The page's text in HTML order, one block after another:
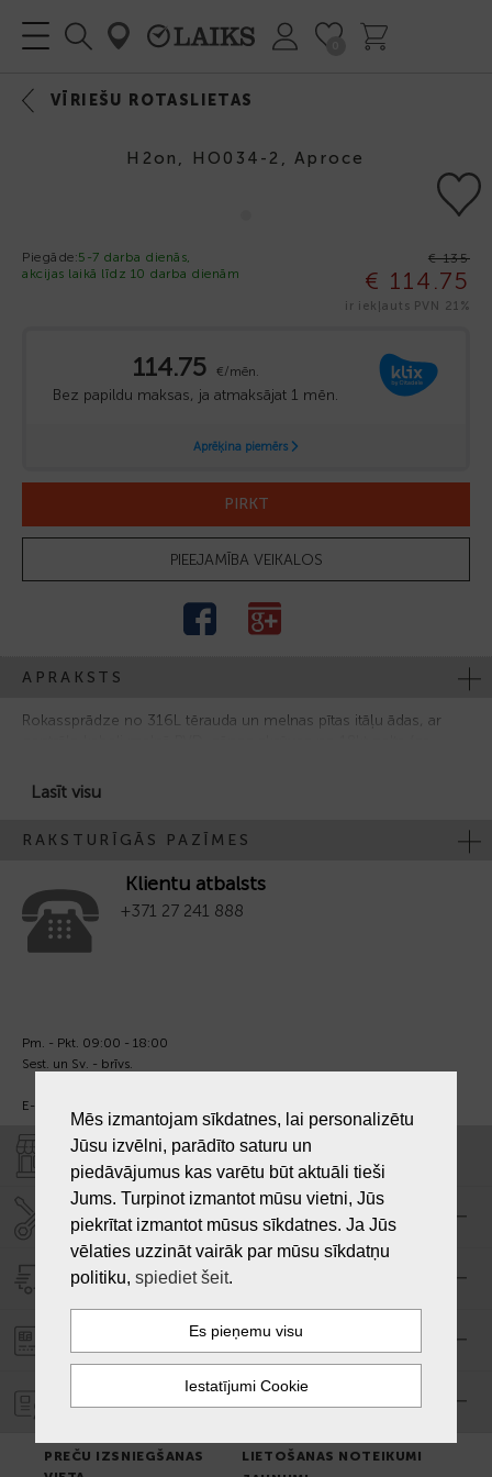
VĪRIEŠU ROTASLIETAS
H2on, HO034-2, Aproce
Piegāde:5-7 darba dienās,
akcijas laikā līdz 10 darba dienām
€ 135
€ 114.75
ir iekļauts PVN 21%
PIRKT
PIEEJAMĪBA VEIKALOS
APRAKSTS
Rokassprādze no 316L tērauda un melnas pītas itāļu ādas, ar
Lasīt visu
RAKSTURĪGĀS PAZĪMES
Klientu atbalsts
+371 27 241 888
Pm. - Pkt. 09:00 - 18:00
Sest. un Sv. - brīvs.
E-pasts:
VEIKALI "LAIKS"
SERVISA CENTRS "LAIKS"
PIEGĀDE
PASŪTĪJUMA APMAKSA
PREČU IZSNIEGŠANAS
LIETOŠANAS NOTEIKUMI
Mēs izmantojam sīkdatnes, lai personalizētu
Jūsu izvēlni, parādīto saturu un
piedāvājumus kas varētu būt aktuāli tieši
Jums. Turpinot izmantot mūsu vietni, Jūs
piekrītat izmantot mūsus sīkdatnes. Ja Jūs
vēlaties uzzināt vairāk par mūsu sīkdatņu
politiku, spiediet šeit.